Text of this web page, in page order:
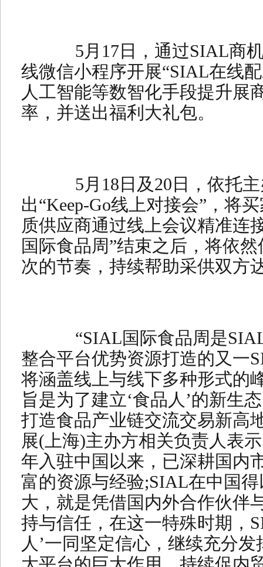
5月17日，通过SIAL商机
线微信小程序开展“SIAL在线
人工智能等数智化手段提升展
率，并送出福利大礼包。
5月18日及20日，依托主
出“Keep-Go线上对接会”，将
质供应商通过线上会议精准连
国际食品周”结束之后，将依
次的节奏，持续帮助采供双方
“SIAL国际食品周是
整合平台优势资源打造的又一
将涵盖线上与线下多种形式的
旨是为了建立‘食品人’的新生
打造食品产业链交流交易新高
展(上海)主办方相关负责人表
年入驻中国以来，已深耕国内
富的资源与经验;SIAL在中国
大，就是凭借国内外合作伙伴
持与信任，在这一特殊时期，
人’一同坚定信心，继续充分